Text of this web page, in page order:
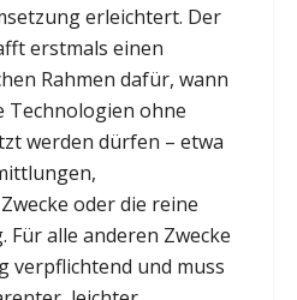
erleichtert. Der
erstmals einen
Rahmen dafür, wann
Technologien ohne
werden dürfen – etwa
oder die reine
Für alle anderen Zwecke
verpflichtend und muss